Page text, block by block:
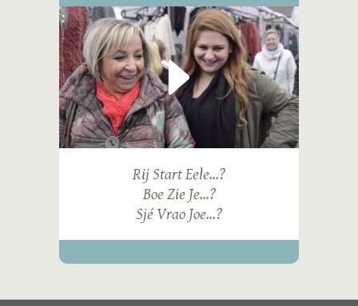
Rij Start Eele...?
Boe Zie Je...?
Sjé Vrao Joe...?